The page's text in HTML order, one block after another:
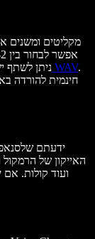
אפשר לבחור בין 32 קולות שונים ו
ניתן לשתף קבצי WAV.
ידעתם
האייקון של
ועוד קולות.